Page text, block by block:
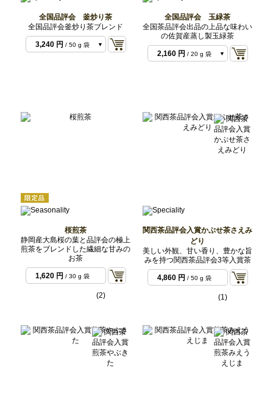
全国品評会 釜炒り茶
全国品評会釜炒り茶ブレンド
3,240 円 / 50 g 袋
全国品評会 玉緑茶
全国茶品評会出品の上品な味わい
の佐賀産蒸し製玉緑茶
2,160 円 / 20 g 袋
桜煎茶
静岡産大島桜の葉と品評会の極上
煎茶をブレンドした繊細な甘みの
お茶
1,620 円 / 30 g 袋
(2)
関西茶品評会入賞かぶせ茶さえみ
どり
美しい外観、甘い香り、豊かな旨
みを持つ関西茶品評会3等入賞茶
4,860 円 / 50 g 袋
(1)